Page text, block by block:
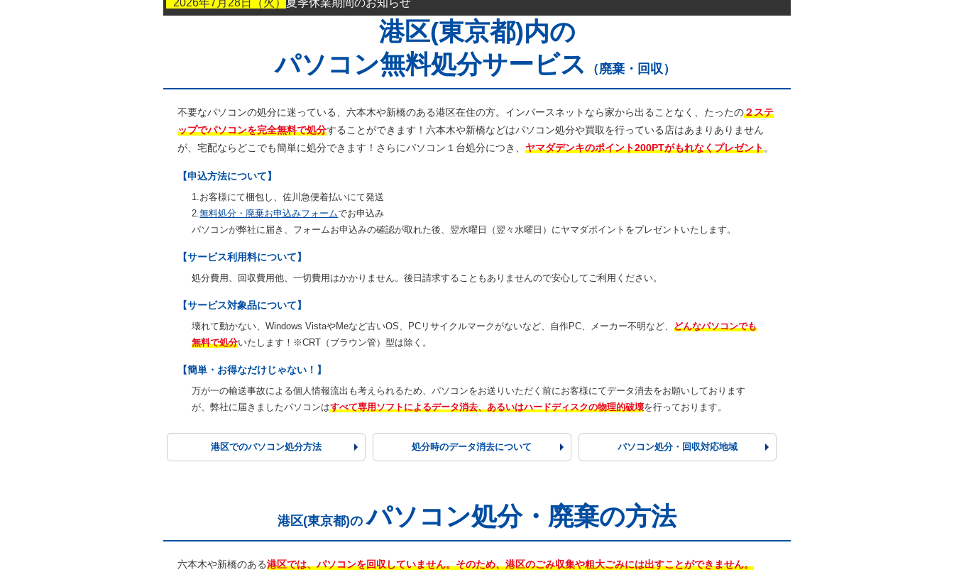
港区(東京都)内の
パソコン無料処分サービス
（廃棄・回収）
不要なパソコンの処分に迷っている、六本木や新橋のある港区在住の方。インバースネットなら家から出ることなく、たったの２ステ
ップでパソコンを完全無料で処分することができます！六本木や新橋などはパソコン処分や買取を行っている店はあまりありません
が、宅配ならどこでも簡単に処分できます！さらにパソコン１台処分につき、ヤマダデンキのポイント200PTがもれなくプレゼント。
【申込方法について】
1.お客様にて梱包し、佐川急便着払いにて発送
2.無料処分・廃棄お申込みフォームでお申込み
パソコンが弊社に届き、フォームお申込みの確認が取れた後、翌水曜日（翌々水曜日）にヤマダポイントをプレゼントいたします。
【サービス利用料について】
処分費用、回収費用他、一切費用はかかりません。後日請求することもありませんので安心してご利用ください。
【サービス対象品について】
壊れて動かない、Windows VistaやMeなど古いOS、PCリサイクルマークがないなど、自作PC、メーカー不明など、どんなパソコンでも
無料で処分いたします！※CRT（ブラウン管）型は除く。
【簡単・お得なだけじゃない！】
万が一の輸送事故による個人情報流出も考えられるため、パソコンをお送りいただく前にお客様にてデータ消去をお願いしております
が、弊社に届きましたパソコンはすべて専用ソフトによるデータ消去、あるいはハードディスクの物理的破壊を行っております。
港区でのパソコン処分方法 処分時のデータ消去について パソコン処分・回収対応地域
港区(東京都)の パソコン処分・廃棄の方法
六本木や新橋のある港区では、パソコンを回収していません。そのため、港区のごみ収集や粗大ごみには出すことができません。